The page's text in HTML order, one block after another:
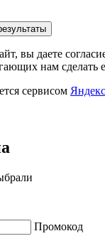
вы даете
нам сделать
сервисом
Промокод